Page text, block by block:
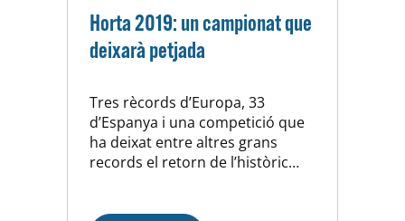
Horta 2019: un campionat que
deixarà petjada
Tres rècords d’Europa, 33
d’Espanya i una competició que
ha deixat entre altres grans
records el retorn de l’històric